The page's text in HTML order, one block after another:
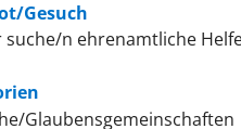
Gesuch
suche/n ehrenamtliche
Glaubensgemeinschaften